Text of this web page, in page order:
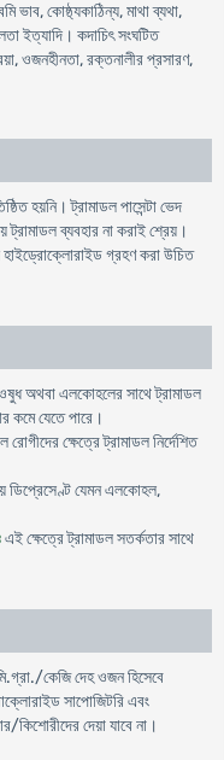
ভাব, কোষ্ঠ্যকাঠিন্য, মাথা ব্যথা,
ইত্যাদি। কদাচিৎ সংঘটিত
ওজনহীনতা, রক্তনালীর প্রসারণ,
হয়নি। ট্রামাডল পাসেন্টা ভেদ
ট্রামাডল ব্যবহার না করাই শ্রেয়।
হাইড্রোক্লোরাইড গ্রহণ করা উচিত
অথবা এলকোহলের সাথে ট্রামাডল
কমে যেতে পারে।
ক্ষেত্রে ট্রামাডল নির্দেশিত
ডিপ্রেসেণ্ট যেমন এলকোহল,
এই ক্ষেত্রে ট্রামাডল সতর্কতার সাথে
কেজি দেহ ওজন হিসেবে
সাপোজিটরি এবং
দেয়া যাবে না।